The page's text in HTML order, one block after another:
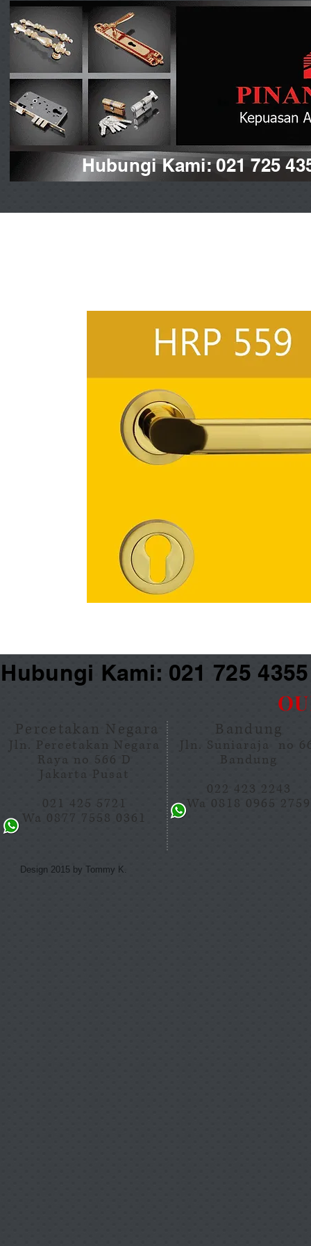
Hubungi Kami: 021 725
Kami: 021 725
Percetakan Negara
Jln. Percetakan Negara
Raya no 566 D
Jakarta Pusat
021 425 5721
Wa 0877 7558 0361
Bandung
Jln. Suniaraja no
Bandung
022 423 2243
Wa 0818 0965 2759
Design 2015 by Tommy K.